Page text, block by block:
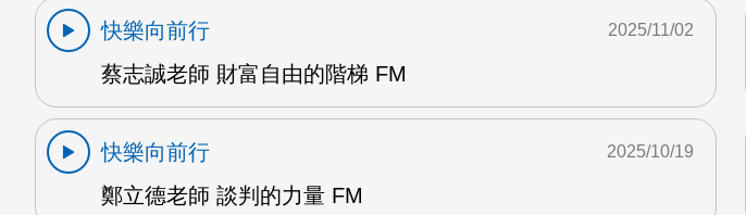
快樂向前行
蔡志誠老師 財富自由的階梯 FM
2025/11/02
快樂向前行
鄭立德老師 談判的力量 FM
2025/10/19